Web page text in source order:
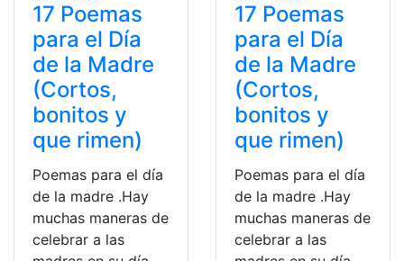
17 Poemas
para el Día
de la Madre
(Cortos,
bonitos y
que rimen)
Poemas para el día
de la madre .Hay
muchas maneras de
celebrar a las
17 Poemas
para el Día
de la Madre
(Cortos,
bonitos y
que rimen)
Poemas para el día
de la madre .Hay
muchas maneras de
celebrar a las